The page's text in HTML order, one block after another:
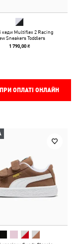
кеди Multiflex 2 Racing
Sneakers Toddlers
1 790,00 ₴
ОПЛАТІ ОНЛАЙН